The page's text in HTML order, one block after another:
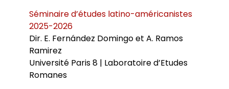
Séminaire d’études latino-américanistes
2025-2026
Dir. E. Fernández Domingo et A. Ramos
Ramirez
Université Paris 8 | Laboratoire d’Etudes
Romanes